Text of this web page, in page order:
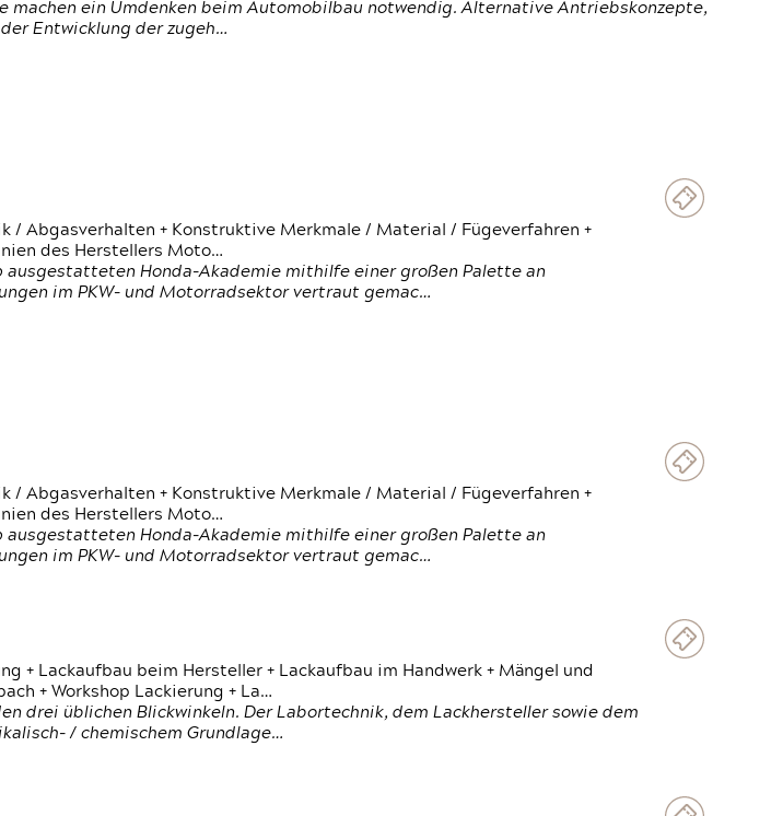
ein Umdenken beim Automobilbau notwendig. Alternative Antriebskonzepte,
Entwicklung der zugeh…
/ Abgasverhalten + Konstruktive Merkmale / Material / Fügeverfahren +
des Herstellers Moto…
Honda-Akademie mithilfe einer großen Palette an
im PKW- und Motorradsektor vertraut gemac…
/ Abgasverhalten + Konstruktive Merkmale / Material / Fügeverfahren +
des Herstellers Moto…
Honda-Akademie mithilfe einer großen Palette an
im PKW- und Motorradsektor vertraut gemac…
+ Lackaufbau beim Hersteller + Lackaufbau im Handwerk + Mängel und
+ Workshop Lackierung + La…
drei üblichen Blickwinkeln. Der Labortechnik, dem Lackhersteller sowie dem
/ chemischem Grundlage…